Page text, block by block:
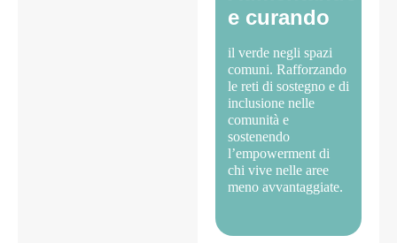
e curando
il verde negli spazi
comuni. Rafforzando
le reti di sostegno e di
inclusione nelle
comunità e
sostenendo
l’empowerment di
chi vive nelle aree
meno avvantaggiate.